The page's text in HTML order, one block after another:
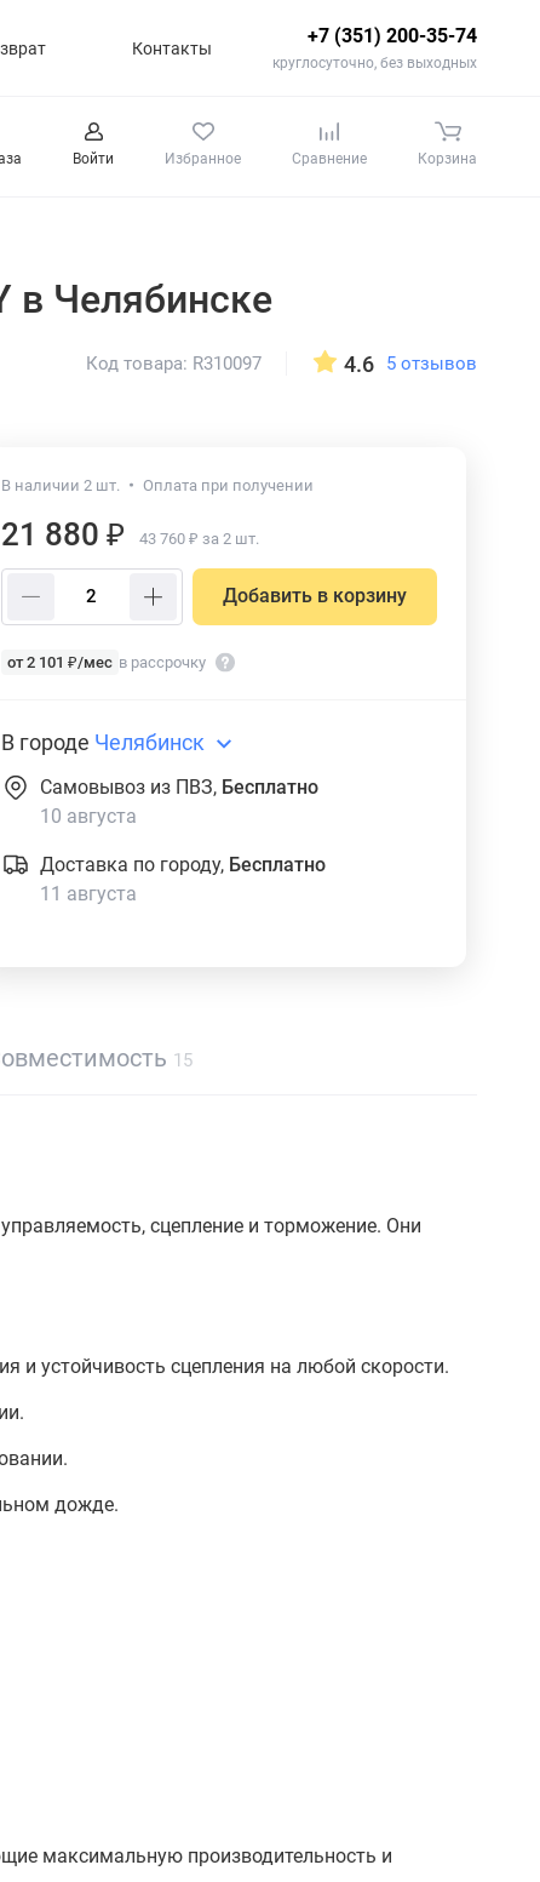
Контакты
+7 (351) 200-35-74
круглосуточно, без выходных
Войти Избранное Сравнение Корзина
в Челябинске
Код товара: R310097 4.6 5 отзывов
В наличии 2 шт. Оплата при получении
21 880 ₽ 43 760 ₽ за 2 шт.
Добавить в корзину
от 2 101 ₽/мес в рассрочку
В городе Челябинск
Самовывоз из ПВЗ, Бесплатно
10 августа
Доставка по городу, Бесплатно
11 августа
15
сцепление и торможение. Они
и устойчивость сцепления на любой скорости.
дожде.
максимальную производительность и